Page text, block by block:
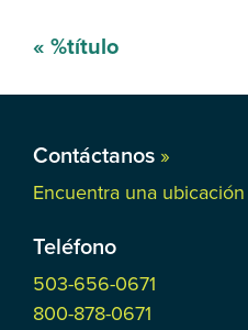
Mensaje
navegación
« %título
Contáctanos »
Encuentra una
Teléfono
503-656-0671
800-878-0671